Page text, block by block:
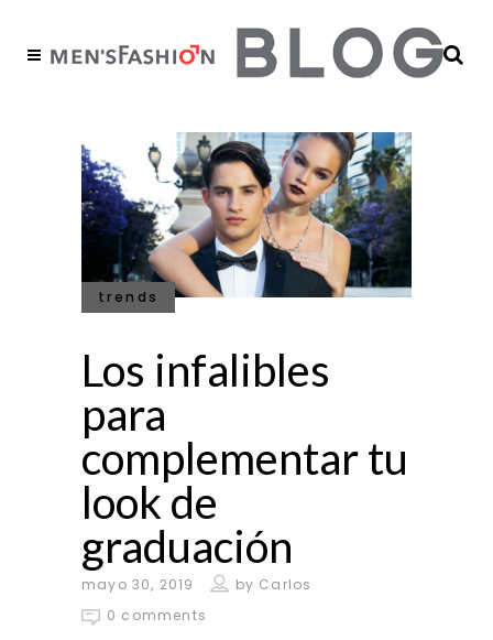
trends
Los infalibles
para
complementar tu
look de
graduación
mayo 30, 2019 by Carlos
0 comments